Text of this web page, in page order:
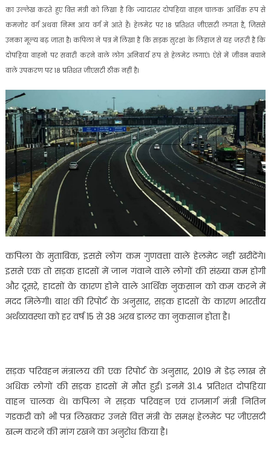
का उल्लेख करते हुए वित्त मंत्री को लिखा है कि ज्यादातर दोपहिया वाहन चालक आर्थिक रूप से
कमजोर वर्ग अथवा निम्न आय वर्ग में आते हैं। हेलमेट पर 18 प्रतिशत जीएसटी लगता है, जिससे
उनका मूल्य बढ़ जाता है। कपिला ने पत्र में लिखा है कि सड़क सुरक्षा के लिहाज से यह जरूरी है कि
दोपहिया वाहनों पर सवारी करने वाले लोग अनिवार्य रूप से हेलमेट लगाएं। ऐसे में जीवन बचाने
वाले उपकरण पर 18 प्रतिशत जीएसटी ठीक नहीं है।
कपिला के मुताबिक, इससे लोग कम गुणवत्ता वाले हेलमेट नहीं खरीदेंगे।
इससे एक तो सड़क हादसों में जान गंवाने वाले लोगों की संख्या कम होगी
और दूसरे, हादसों के कारण होने वाले आर्थिक नुकसान को कम करने में
मदद मिलेगी। बाश की रिपोर्ट के अनुसार, सड़क हादसों के कारण भारतीय
अर्थव्यवस्था को हर वर्ष 15 से 38 अरब डालर का नुकसान होता है।
सड़क परिवहन मंत्रालय की एक रिपोर्ट के अनुसार, 2019 में डेढ़ लाख से
अधिक लोगों की सड़क हादसों में मौत हुई। इनमें 31.4 प्रतिशत दोपहिया
वाहन चालक थे। कपिला ने सड़क परिवहन एवं राजमार्ग मंत्री नितिन
गडकरी को भी पत्र लिखकर उनसे वित्त मंत्री के समक्ष हेलमेट पर जीएसटी
खत्म करने की मांग रखने का अनुरोध किया है।